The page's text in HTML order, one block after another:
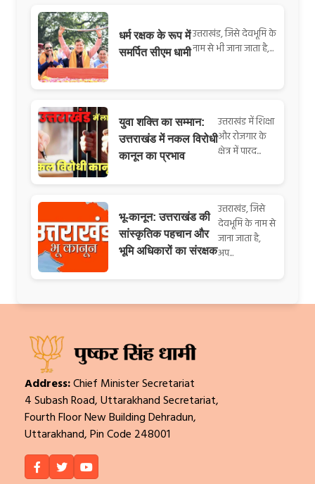
धर्म रक्षक के रूप में
समर्पित सीएम धामी
उत्तराखंड, जिसे देवभूमि के
नाम से भी जाना जाता है,...
युवा शक्ति का सम्मान:
उत्तराखंड में नकल विरोधी
कानून का प्रभाव
उत्तराखंड में शिक्षा
और रोजगार के
क्षेत्र में पारद...
भू-कानून: उत्तराखंड की
सांस्कृतिक पहचान और
भूमि अधिकारों का संरक्षक
उत्तराखंड, जिसे
देवभूमि के नाम से
जाना जाता है,
अप...
Address:Chief Minister Secretariat
4 Subash Road, Uttarakhand Secretariat,
Fourth Floor New Building Dehradun,
Uttarakhand, Pin Code 248001